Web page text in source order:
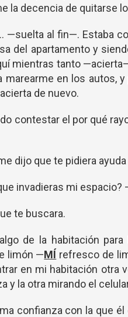
la decencia de quitarse
—suelta al fin—. Estaba
del apartamento y
mientras tanto
marearme en los autos,
de nuevo.
contestar el por qué
dijo que te pidiera
invadieras mi espacio?
te buscara.
de la habitación
limón —MÍ refresco de
en mi habitación otra
y la otra mirando el
confianza con la que